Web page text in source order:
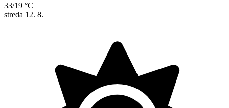
33/19 °C
streda 12. 8.